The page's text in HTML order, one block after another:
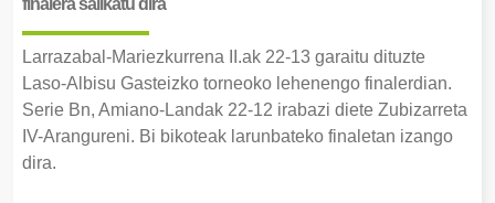
finalera sailkatu dira
Larrazabal-Mariezkurrena II.ak 22-13 garaitu dituzte
Laso-Albisu Gasteizko torneoko lehenengo finalerdian.
Serie Bn, Amiano-Landak 22-12 irabazi diete Zubizarreta
IV-Arangureni. Bi bikoteak larunbateko finaletan izango
dira.